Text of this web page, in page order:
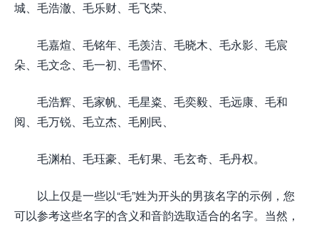
城、毛浩澈、毛乐财、毛飞荣、
毛嘉煊、毛铭年、毛羡洁、毛晓木、毛永影、毛宸
朵、毛文念、毛一初、毛雪怀、
毛浩辉、毛家帆、毛星粢、毛奕毅、毛远康、毛和
阅、毛万锐、毛立杰、毛刚民、
毛渊柏、毛珏豪、毛钉果、毛玄奇、毛丹权。
以上仅是一些以“毛”姓为开头的男孩名字的示例，您
可以参考这些名字的含义和音韵选取适合的名字。当然，